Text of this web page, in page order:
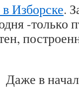
Изборске.
-только
в